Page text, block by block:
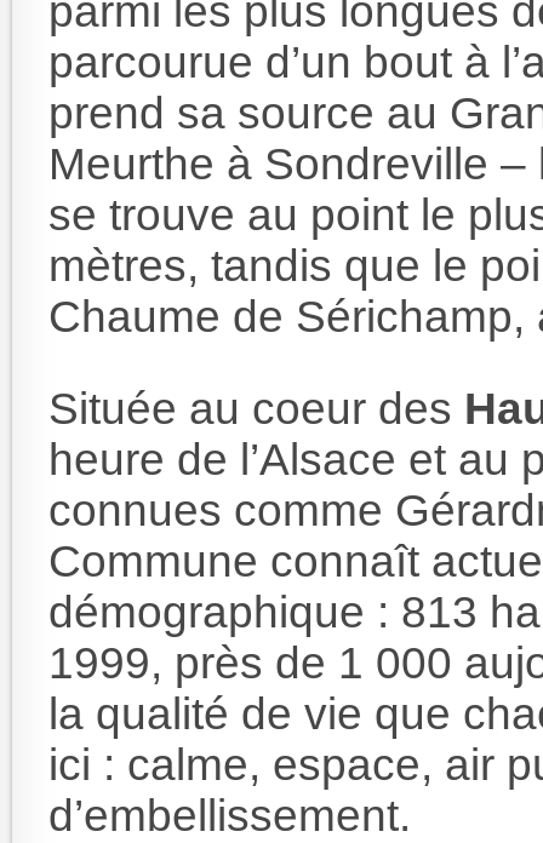
parmi les plus longues
parcourue d’un bout à
prend sa source au
Meurthe à Sondreville
se trouve au point le
mètres, tandis que le
Chaume de Sérichamp,
Située au coeur des
heure de l’Alsace et au
connues comme
Commune connaît
démographique : 813
1999, près de 1 000
la qualité de vie que
ici : calme, espace, air
d’embellissement.